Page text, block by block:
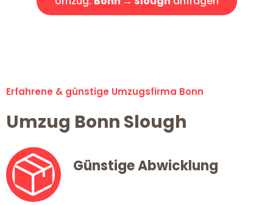
Erfahrene & günstige Umzugsfirma Bonn
Umzug Bonn Slough
Günstige Abwicklung